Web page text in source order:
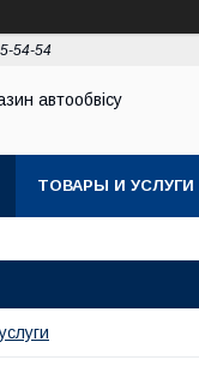
54-54
автообвісу
ТОВАРЫ И УСЛУГИ